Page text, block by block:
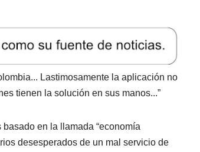
Lastimosamente la aplicación no
tienen la solución en sus manos...”
en la llamada “economía
desesperados de un mal servicio de